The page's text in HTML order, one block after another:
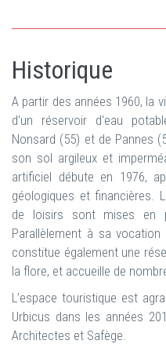
Historique
A partir des années 1960, la
d'un réservoir d'eau
Nonsard (55) et de Pannes
son sol argileux et
artificiel débute en 1976,
géologiques et financières.
de loisirs sont mises en
Parallèlement à sa
constitue également une
la flore, et accueille de
L’espace touristique est
Urbicus dans les années
Architectes et Safège.